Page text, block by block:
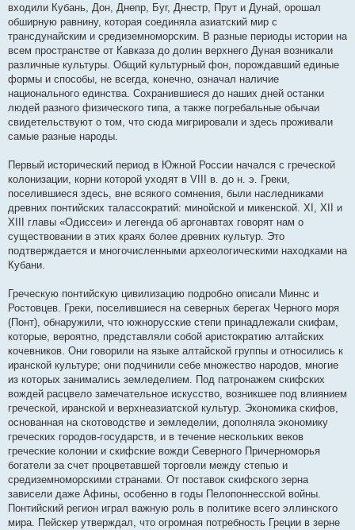
входили Кубань, Дон, Днепр, Буг, Днестр, Прут и Дунай, орошал
обширную равнину, которая соединяла азиатский мир с
трансдунайским и средиземноморским. В разные периоды истории на
всем пространстве от Кавказа до долин верхнего Дуная возникали
различные культуры. Общий культурный фон, порождавший единые
формы и способы, не всегда, конечно, означал наличие
национального единства. Сохранившиеся до наших дней останки
людей разного физического типа, а также погребальные обычаи
свидетельствуют о том, что сюда мигрировали и здесь проживали
самые разные народы.
Первый исторический период в Южной России начался с греческой
колонизации, корни которой уходят в VIII в. до н. э. Греки,
поселившиеся здесь, вне всякого сомнения, были наследниками
древних понтийских талассократий: минойской и микенской. XI, XII и
XIII главы «Одиссеи» и легенда об аргонавтах говорят нам о
существовании в этих краях более древних культур. Это
подтверждается и многочисленными археологическими находками на
Кубани.
Греческую понтийскую цивилизацию подробно описали Миннс и
Ростовцев. Греки, поселившиеся на северных берегах Черного моря
(Понт), обнаружили, что южнорусские степи принадлежали скифам,
которые, вероятно, представляли собой аристократию алтайских
кочевников. Они говорили на языке алтайской группы и относились к
иранской культуре; они подчинили себе множество народов, многие
из которых занимались земледелием. Под патронажем скифских
вождей расцвело замечательное искусство, возникшее под влиянием
греческой, иранской и верхнеазиатской культур. Экономика скифов,
основанная на скотоводстве и земледелии, дополняла экономику
греческих городов-государств, и в течение нескольких веков
греческие колонии и скифские вожди Северного Причерноморья
богатели за счет процветавшей торговли между степью и
средиземноморскими странами. От поставок скифского зерна
зависели даже Афины, особенно в годы Пелопоннесской войны.
Понтийский регион играл важную роль в политике всего эллинского
мира. Пейскер утверждал, что огромная потребность Греции в зерне